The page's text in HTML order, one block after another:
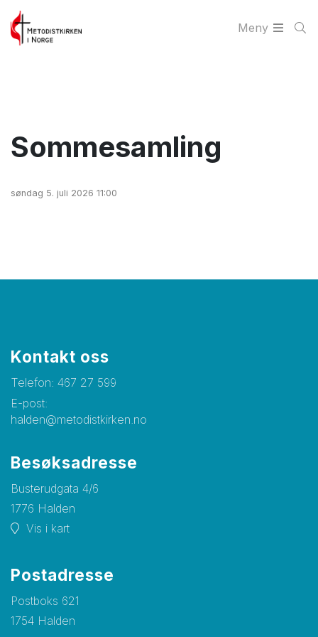
Meny
Sommesamling
søndag 5. juli 2026 11:00
Kontakt oss
Telefon: 467 27 599
E-post:
halden@metodistkirken.no
Besøksadresse
Busterudgata 4/6
1776 Halden
Vis i kart
Postadresse
Postboks 621
1754 Halden